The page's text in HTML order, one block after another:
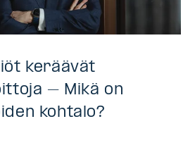
keräävät
– Mikä on
kohtalo?